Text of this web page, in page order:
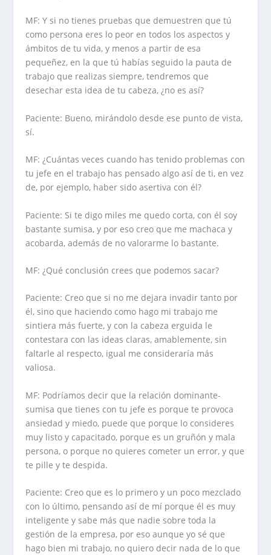
MF: Y si no tienes pruebas que demuestren que tú
como persona eres lo peor en todos los aspectos y
ámbitos de tu vida, y menos a partir de esa
pequeñez, en la que tú habías seguido la pauta de
trabajo que realizas siempre, tendremos que
desechar esta idea de tu cabeza, ¿no es así?
Paciente: Bueno, mirándolo desde ese punto de vista,
sí.
MF: ¿Cuántas veces cuando has tenido problemas con
tu jefe en el trabajo has pensado algo así de ti, en vez
de, por ejemplo, haber sido asertiva con él?
Paciente: Si te digo miles me quedo corta, con él soy
bastante sumisa, y por eso creo que me machaca y
acobarda, además de no valorarme lo bastante.
MF: ¿Qué conclusión crees que podemos sacar?
Paciente: Creo que si no me dejara invadir tanto por
él, sino que haciendo como hago mi trabajo me
sintiera más fuerte, y con la cabeza erguida le
contestara con las ideas claras, amablemente, sin
faltarle al respecto, igual me consideraría más
valiosa.
MF: Podríamos decir que la relación dominante-
sumisa que tienes con tu jefe es porque te provoca
ansiedad y miedo, puede que porque lo consideres
muy listo y capacitado, porque es un gruñón y mala
persona, o porque no quieres cometer un error, y que
te pille y te despida.
Paciente: Creo que es lo primero y un poco mezclado
con lo último, pensando así de mí porque él es muy
inteligente y sabe más que nadie sobre toda la
gestión de la empresa, por eso aunque yo sé que
hago bien mi trabajo, no quiero decir nada de lo que